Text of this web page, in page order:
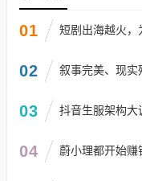
01 短剧出海越火，
02 叙事完美、现实
03 抖音生服架构大
04 蔚小理都开始赚